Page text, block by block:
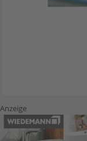
Anzeige